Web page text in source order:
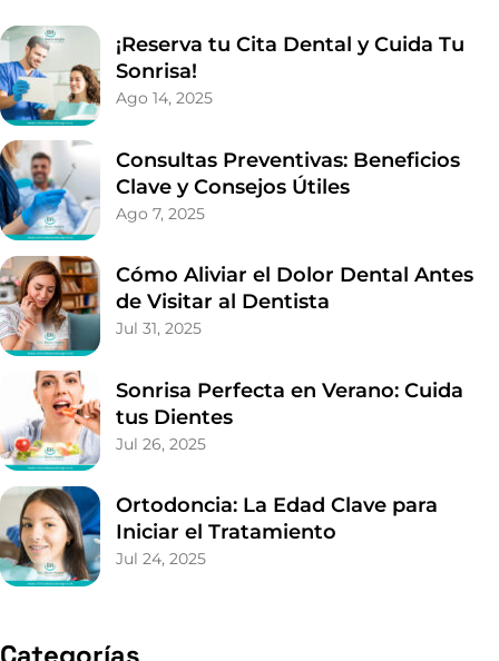
¡Reserva tu Cita Dental y Cuida Tu
Sonrisa!
Ago 14, 2025
Consultas Preventivas: Beneficios
Clave y Consejos Útiles
Ago 7, 2025
Cómo Aliviar el Dolor Dental Antes
de Visitar al Dentista
Jul 31, 2025
Sonrisa Perfecta en Verano: Cuida
tus Dientes
Jul 26, 2025
Ortodoncia: La Edad Clave para
Iniciar el Tratamiento
Jul 24, 2025